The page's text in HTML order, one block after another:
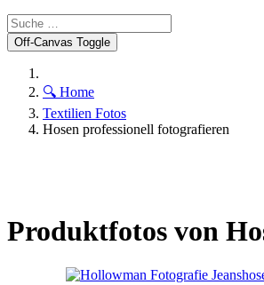
Off-Canvas Toggle
🔍 Home
Textilien Fotos
Hosen professionell fotografieren
Produktfotos von